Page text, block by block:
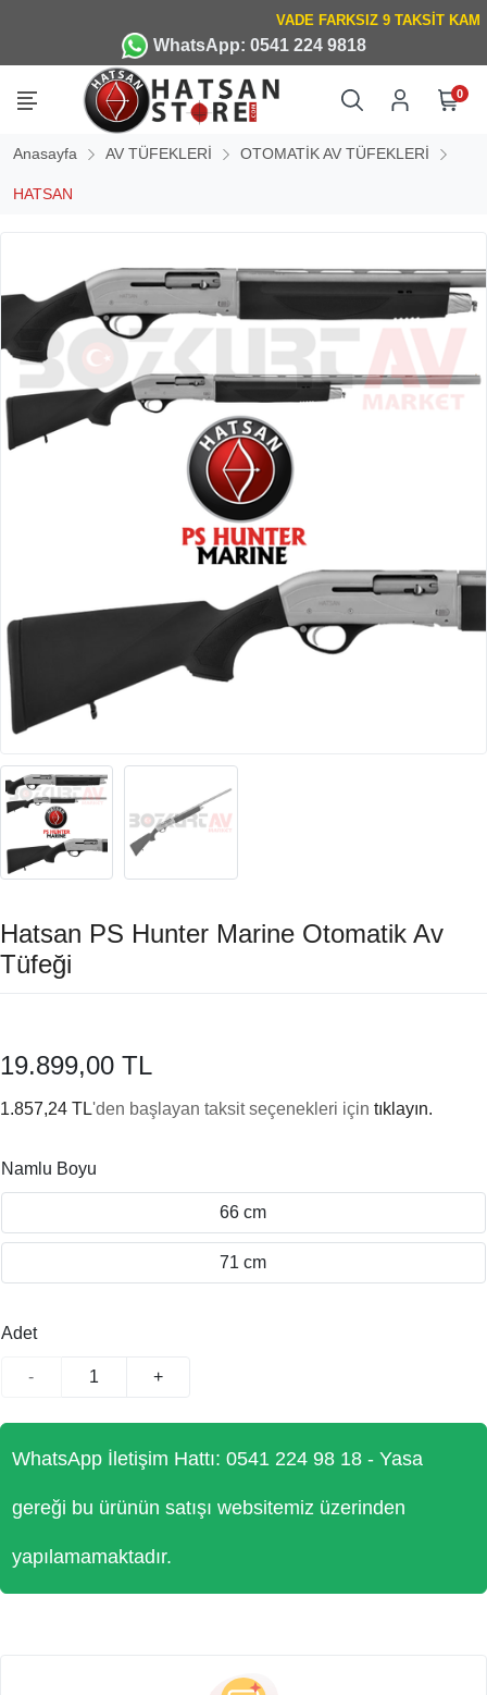
WhatsApp: 0541 224 9818
0
Anasayfa AV TÜFEKLERİ OTOMATİK AV TÜFEKLERİ
HATSAN
Hatsan PS Hunter Marine Otomatik Av
Tüfeği
19.899,00 TL
1.857,24 TL'den başlayan taksit seçenekleri için tıklayın.
Namlu Boyu
66 cm
71 cm
Adet
- +
WhatsApp İletişim Hattı: 0541 224 98 18 - Yasa
gereği bu ürünün satışı websitemiz üzerinden
yapılamamaktadır.